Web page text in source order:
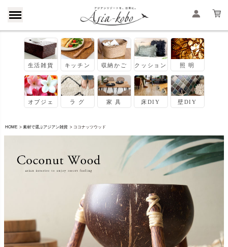
HOME 素材で選ぶアジアン雑貨 ココナッツウッド